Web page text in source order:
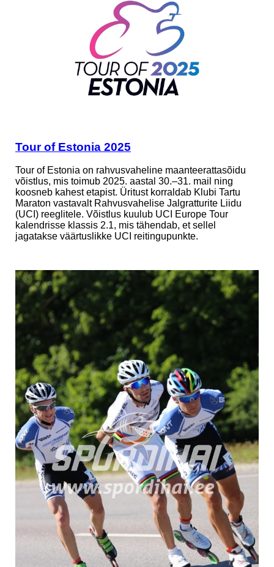
Tour of Estonia 2025
Tour of Estonia on rahvusvaheline maanteerattasõidu
võistlus, mis toimub 2025. aastal 30.–31. mail ning
koosneb kahest etapist. Üritust korraldab Klubi Tartu
Maraton vastavalt Rahvusvahelise Jalgratturite Liidu
(UCI) reeglitele. Võistlus kuulub UCI Europe Tour
kalendrisse klassis 2.1, mis tähendab, et sellel
jagatakse väärtuslikke UCI reitingupunkte.